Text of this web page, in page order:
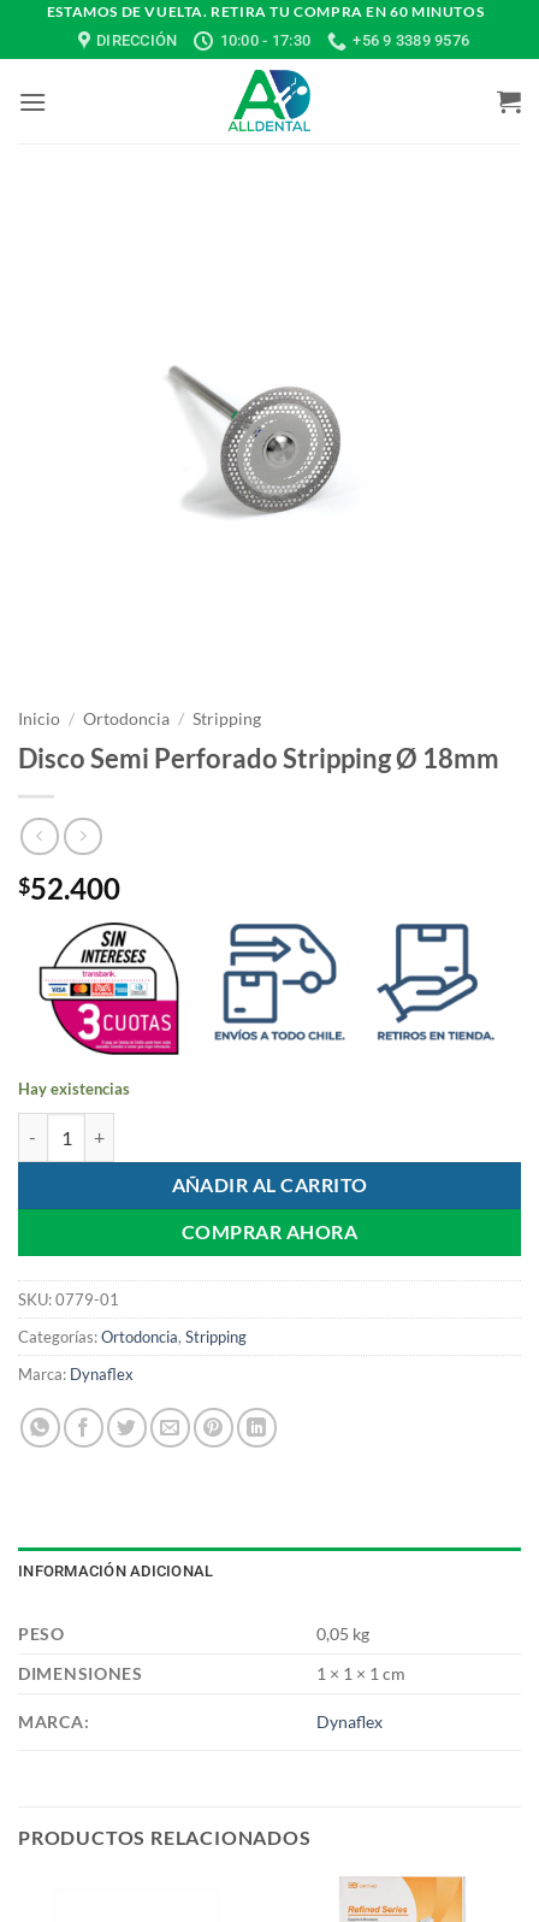
ESTAMOS DE VUELTA. RETIRA TU COMPRA EN 60 MINUTOS
DIRECCIÓN
10:00 - 17:30 +56 9 3389 9576
Inicio / Ortodoncia / Stripping
Disco Semi Perforado Stripping Ø 18mm
$52.400
Hay existencias
AÑADIR AL CARRITO
COMPRAR AHORA
SKU:0779-01
Categorías:Ortodoncia, Stripping
Marca: Dynaflex
INFORMACIÓN ADICIONAL
PESO
0,05 kg
DIMENSIONES
1 × 1 × 1 cm
MARCA: Dynaflex
PRODUCTOS RELACIONADOS